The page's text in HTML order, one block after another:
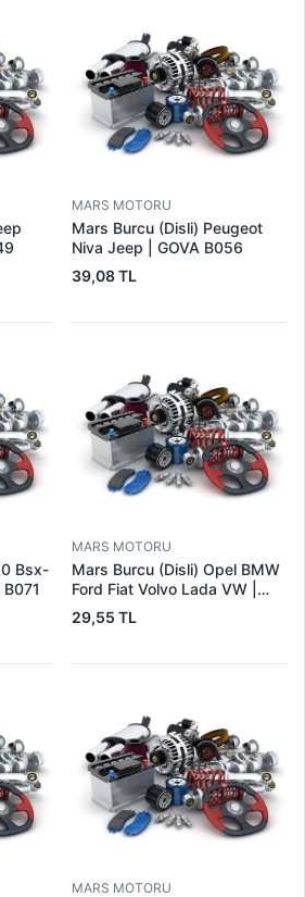
MARS MOTORU
Mars Burcu (Disli) Peugeot
Niva Jeep | GOVA B056
39,08 TL
Bsx-
MARS MOTORU
Mars Burcu (Disli) Opel BMW
Ford Fiat Volvo Lada VW |
GOVA B090
29,55 TL
MARS MOTORU